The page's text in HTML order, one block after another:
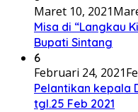
Maret 10, 2021
Misa di “Langkau
Bupati Sintang
6
Februari 24, 2021
Pelantikan kepala
tgl.25 Feb 2021